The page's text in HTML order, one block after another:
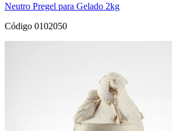
Neutro Pregel para Gelado 2kg
Código 0102050